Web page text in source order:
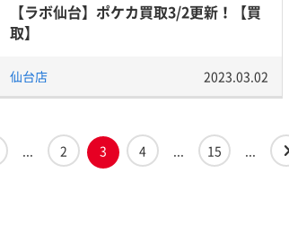
【ラボ仙台】ポケカ買取3/2更新！【買
取】
仙台店 2023.03.02
... 2 3 4 ... 15 ...